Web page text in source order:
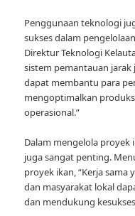
Penggunaan teknologi
sukses dalam
Direktur Teknologi
sistem pemantauan
dapat membantu para
mengoptimalkan
operasional.”
Dalam mengelola proyek
juga sangat penting.
proyek ikan, “Kerja
dan masyarakat lokal
dan mendukung